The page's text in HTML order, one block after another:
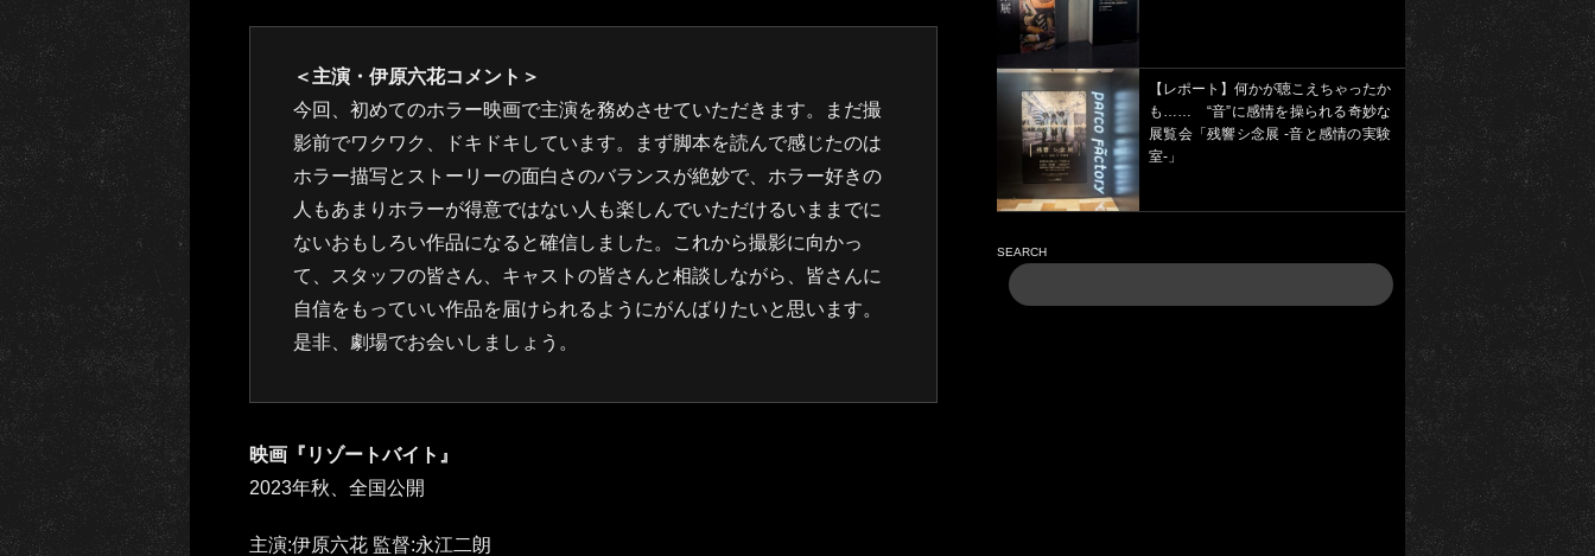
＜主演・伊原六花コメント＞
今回、初めてのホラー映画で主演を務めさせていただきます。まだ撮
影前でワクワク、ドキドキしています。まず脚本を読んで感じたのは
ホラー描写とストーリーの面白さのバランスが絶妙で、ホラー好きの
人もあまりホラーが得意ではない人も楽しんでいただけるいままでに
ないおもしろい作品になると確信しました。これから撮影に向かっ
て、スタッフの皆さん、キャストの皆さんと相談しながら、皆さんに
自信をもっていい作品を届けられるようにがんばりたいと思います。
是非、劇場でお会いしましょう。
映画『リゾートバイト』
2023年秋、全国公開
主演:伊原六花 監督:永江二朗
【レポート】何かが聴こえちゃったか
も…… “音”に感情を操られる奇妙な
展覧会「残響シ念展 -⾳と感情の実験
室-」
SEARCH